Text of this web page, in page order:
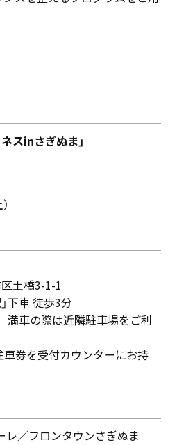
スinさぎぬま」
土橋3-1-1
下車 徒歩3分
車の際は近隣駐車場をご利
券を受付カウンターにお持
／フロンタウンさぎぬま